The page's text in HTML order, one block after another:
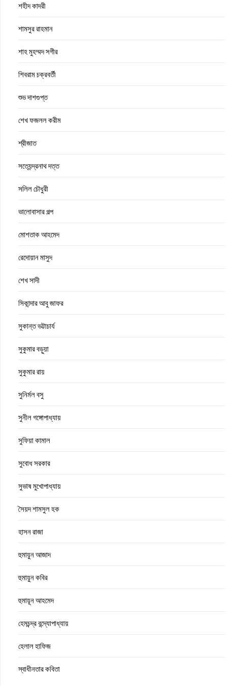
শহীদ কাদরী
শামসুর রাহমান
শাহ মুহম্মদ সগীর
শিবরাম চক্রবর্তী
শুভ দাশগুপ্ত
শেখ ফজলল করীম
শ্রীজাত
সত্যেন্দ্রনাথ দত্ত
সলিল চৌধুরী
ভালোবাসার গল্প
মোশতাক আহমেদ
রেদোয়ান মাসুদ
শেখ সাদী
সিকান্দার আবু জাফর
সুকান্ত ভট্টাচার্য
সুকুমার বড়ুয়া
সুকুমার রায়
সুনির্মল বসু
সুনীল গঙ্গোপাধ্যায়
সুফিয়া কামাল
সুবোধ সরকার
সুভাষ মুখোপাধ্যায়
সৈয়দ শামসুল হক
হাসন রাজা
হুমায়ুন আজাদ
হুমায়ুন কবির
হুমায়ূন আহমেদ
হেমচন্দ্র বন্দ্যোপাধ্যায়
হেলাল হাফিজ
স্বাধীনতার কবিতা